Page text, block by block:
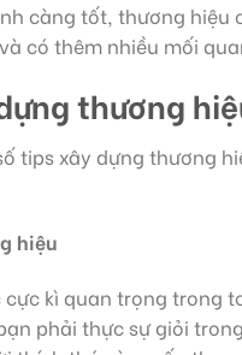
càng tốt, thương hiệu
có thêm nhiều mối
thương
tips xây dựng thương
hiệu
kì quan trọng trong
phải thực sự giỏi